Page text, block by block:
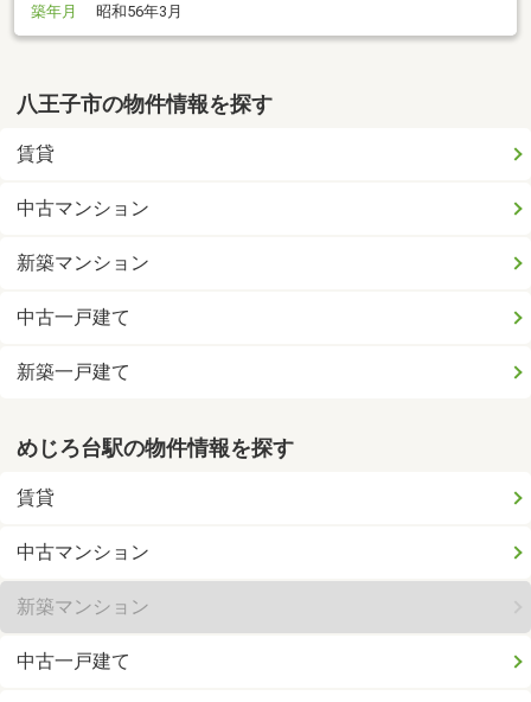
築年月
昭和56年3月
八王子市の物件情報を探す
賃貸
中古マンション
新築マンション
中古一戸建て
新築一戸建て
めじろ台駅の物件情報を探す
賃貸
中古マンション
新築マンション
中古一戸建て